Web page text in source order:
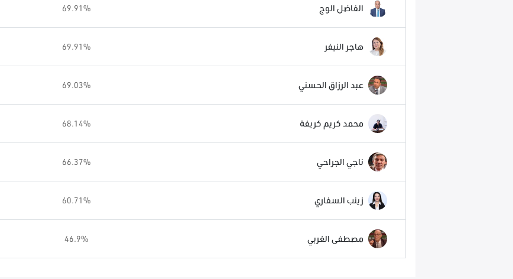
الفاضل الوج 69.91%
هاجر النيفر 69.91%
محمد كريم كريفة 68.14%
عبد الرزاق الحسني 69.03%
مصطفى الغربي 46.9%
ناجي الجراحي 66.37%
زينب السفاري 60.71%